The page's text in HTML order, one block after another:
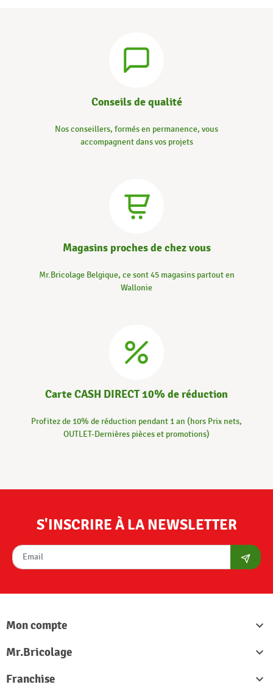
Conseils de qualité
Nos conseillers, formés en permanence, vous
accompagnent dans vos projets
Magasins proches de chez vous
Mr.Bricolage Belgique, ce sont 45 magasins partout en
Wallonie
Carte CASH DIRECT 10% de réduction
Profitez de 10% de réduction pendant 1 an (hors Prix nets,
OUTLET-Dernières pièces et promotions)
S'INSCRIRE À LA NEWSLETTER
Mon compte

Mr.Bricolage

Franchise
